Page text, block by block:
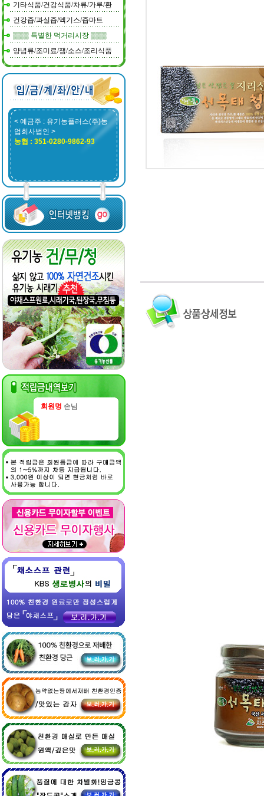
기타식품/건강식품/차류/가루/환
건강즙/과실즙/엑기스/즙마트
▒▒▒ 특별한 먹거리시장 ▒▒▒
양념류/조미료/잼/소스/조리식품
< 예금주 : 유기농플러스(주)농
업회사법인 >
농협 : 351-0280-9862-93
회원명 손님